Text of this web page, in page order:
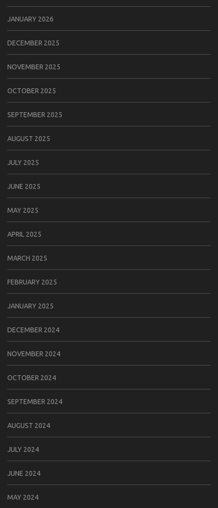
JANUARY 2026
DECEMBER 2025
NOVEMBER 2025
OCTOBER 2025
SEPTEMBER 2025
AUGUST 2025
JULY 2025
JUNE 2025
MAY 2025
APRIL 2025
MARCH 2025
FEBRUARY 2025
JANUARY 2025
DECEMBER 2024
NOVEMBER 2024
OCTOBER 2024
SEPTEMBER 2024
AUGUST 2024
JULY 2024
JUNE 2024
MAY 2024